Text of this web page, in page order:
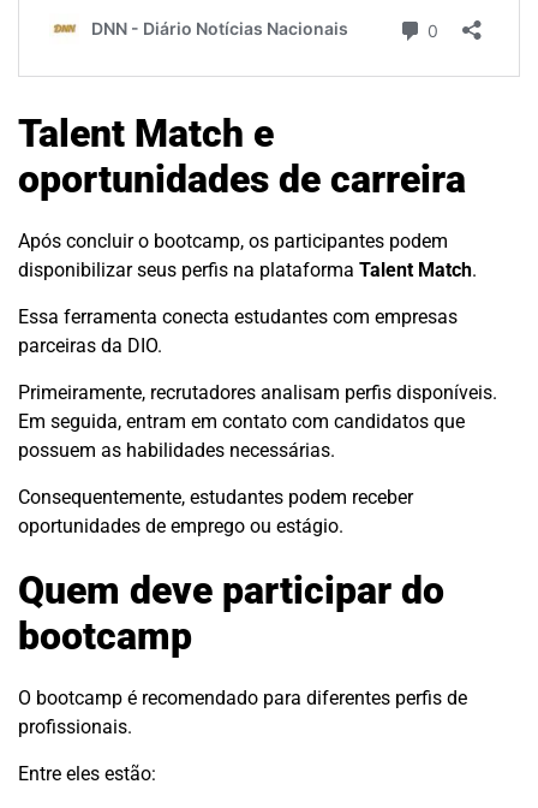
Talent Match e
oportunidades de carreira
Após concluir o bootcamp, os participantes podem
disponibilizar seus perfis na plataforma Talent Match.
Essa ferramenta conecta estudantes com empresas
parceiras da DIO.
Primeiramente, recrutadores analisam perfis disponíveis.
Em seguida, entram em contato com candidatos que
possuem as habilidades necessárias.
Consequentemente, estudantes podem receber
oportunidades de emprego ou estágio.
Quem deve participar do
bootcamp
O bootcamp é recomendado para diferentes perfis de
profissionais.
Entre eles estão: